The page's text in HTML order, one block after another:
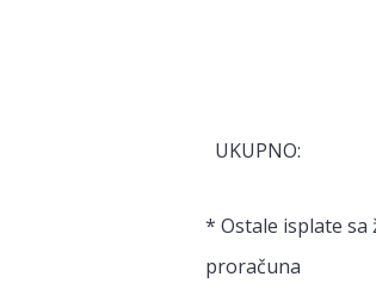
UKUPNO:
* Ostale isplate sa
proračuna